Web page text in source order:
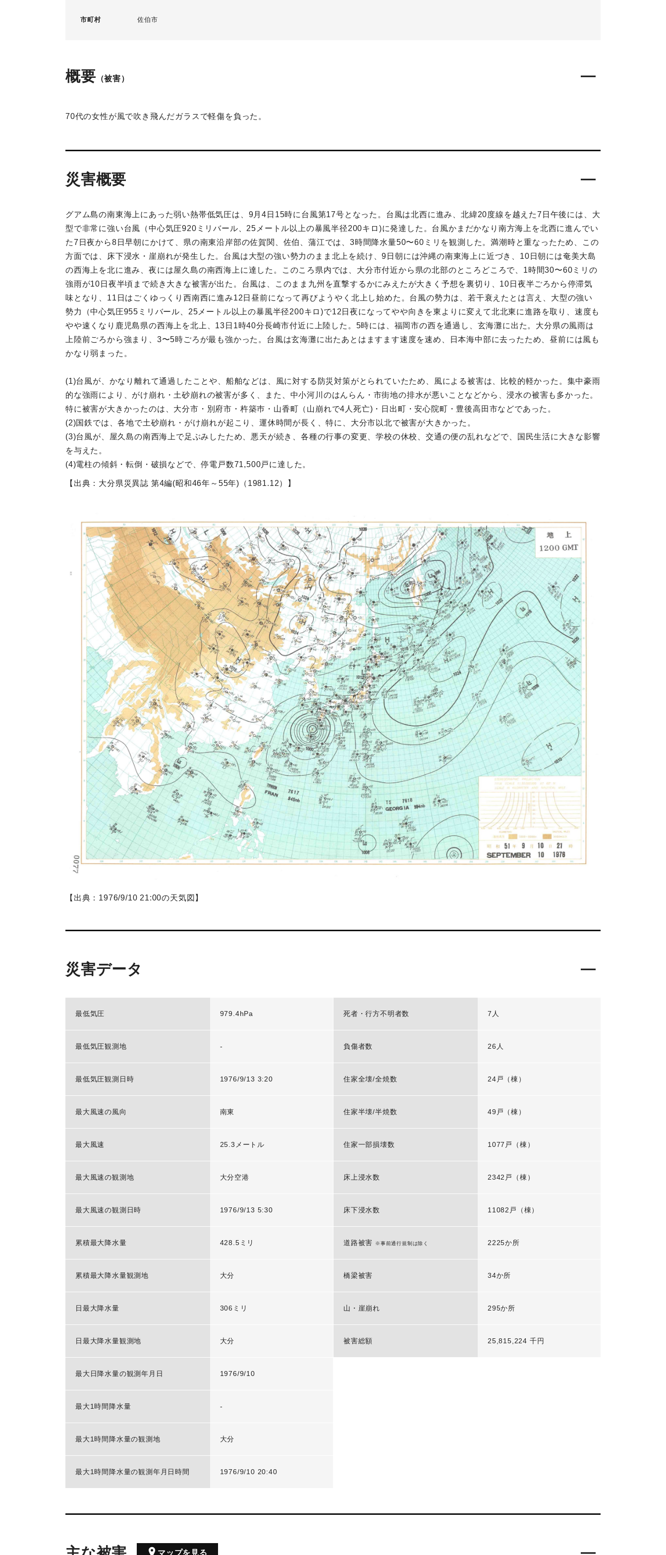
市町村 佐伯市
概要 （被害）
70代の女性が風で吹き飛んだガラスで軽傷を負った。
災害概要
グアム島の南東海上にあった弱い熱帯低気圧は、9月4日15時に台風第17号となった。台風は北西に進み、北緯20度線を越えた7日午後には、大
型で非常に強い台風（中心気圧920ミリバール、25メートル以上の暴風半径200キロ)に発達した。台風かまだかなり南方海上を北西に進んでい
た7日夜から8日早朝にかけて、県の南東沿岸部の佐賀関、佐伯、蒲江では、3時間降水量50〜60ミリを観測した。満潮時と重なったため、この
方面では、床下浸水・崖崩れが発生した。台風は大型の強い勢力のまま北上を続け、9日朝には沖縄の南東海上に近づき、10日朝には奄美大島
の西海上を北に進み、夜には屋久島の南西海上に達した。このころ県内では、大分市付近から県の北部のところどころで、1時間30〜60ミリの
強雨が10日夜半頃まで続き大きな被害が出た。台風は、このまま九州を直撃するかにみえたが大きく予想を裏切り、10日夜半ごろから停滞気
味となり、11日はごくゆっくり西南西に進み12日昼前になって再びようやく北上し始めた。台風の勢力は、若干衰えたとは言え、大型の強い
勢力（中心気圧955ミリバール、25メートル以上の暴風半径200キロ)で12日夜になってやや向きを東よりに変えて北北東に進路を取り、速度も
やや速くなり鹿児島県の西海上を北上、13日1時40分長崎市付近に上陸した。5時には、福岡市の西を通過し、玄海灘に出た。大分県の風雨は
上陸前ごろから強まり、3〜5時ごろが最も強かった。台風は玄海灘に出たあとはますます速度を速め、日本海中部に去ったため、昼前には風も
かなり弱まった。
(1)台風が、かなり離れて通過したことや、船舶などは、風に対する防災対策がとられていたため、風による被害は、比較的軽かった。集中豪雨
的な強雨により、がけ崩れ・土砂崩れの被害が多く、また、中小河川のはんらん・市街地の排水が悪いことなどから、浸水の被害も多かった。
特に被害が大きかったのは、大分市・別府市・杵築巿・山香町（山崩れで4人死亡)・日出町・安心院町・豊後高田市などであった。
(2)国鉄では、各地で土砂崩れ・がけ崩れが起こり、運休時間が長く、特に、大分市以北で被害が大きかった。
(3)台風が、屋久島の南西海上で足ぶみしたため、悪天が続き、各種の行事の変更、学校の休校、交通の便の乱れなどで、国民生活に大きな影響
を与えた。
(4)電柱の傾斜・転倒・破損などで、停電戸数71,500戸に達した。
【出典：大分県災異誌 第4編(昭和46年～55年)（1981.12）】
【出典：1976/9/10 21:00の天気図】
災害データ
最低気圧 979.4hPa
最低気圧観測地 -
最低気圧観測日時 1976/9/13 3:20
最大風速の風向 南東
最大風速 25.3メートル
最大風速の観測地 大分空港
最大風速の観測日時 1976/9/13 5:30
累積最大降水量 428.5ミリ
累積最大降水量観測地 大分
日最大降水量 306ミリ
日最大降水量観測地 大分
最大日降水量の観測年月日 1976/9/10
最大1時間降水量 -
最大1時間降水量の観測地 大分
最大1時間降水量の観測年月日時間 1976/9/10 20:40
死者・行方不明者数 7人
負傷者数 26人
住家全壊/全焼数 24戸（棟）
住家半壊/半焼数 49戸（棟）
住家一部損壊数 1077戸（棟）
床上浸水数 2342戸（棟）
床下浸水数 11082戸（棟）
道路被害 ※事前通行規制は除く 2225か所
橋梁被害 34か所
山・崖崩れ 295か所
被害総額 25,815,224 千円
マップを見る